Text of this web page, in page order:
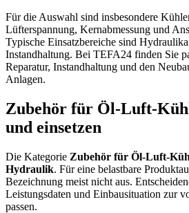
Für die Auswahl sind insbesondere
Lüfterspannung, Kernabmessung und
Typische Einsatzbereiche sind
Instandhaltung. Bei TEFA24 finden Sie
Reparatur, Instandhaltung und den
Anlagen.
Zubehör für Öl-Luft-
und einsetzen
Die Kategorie Zubehör für Öl-Luft-
Hydraulik. Für eine belastbare
Bezeichnung meist nicht aus.
Leistungsdaten und Einbausituation zur
passen.